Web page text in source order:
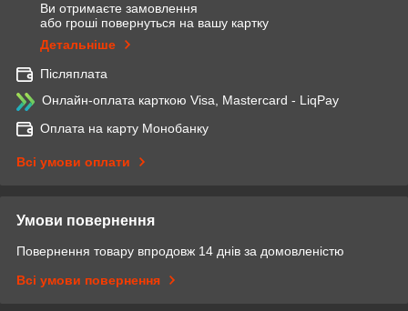
Ви отримаєте замовлення
або гроші повернуться на вашу картку
Детальніше
Післяплата
Онлайн-оплата карткою Visa, Mastercard - LiqPay
Оплата на карту Монобанку
Всі умови оплати
Умови повернення
Повернення товару впродовж 14 днів за домовленістю
Всі умови повернення